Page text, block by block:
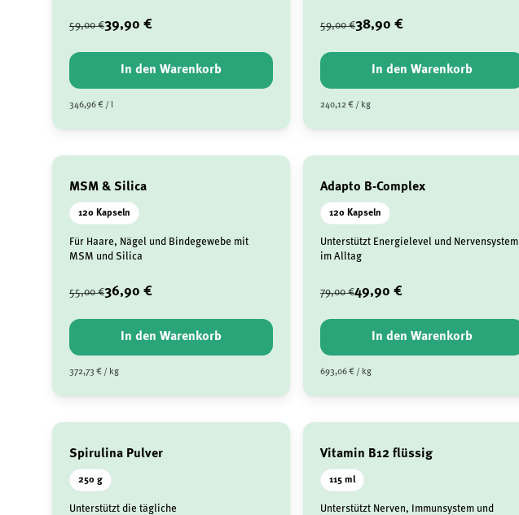
59,00 €39,90 €
In den Warenkorb
346,96 € / l
59,00 €38,90 €
In den Warenkorb
240,12 € / kg
MSM & Silica
120 Kapseln
Für Haare, Nägel und Bindegewebe mit
MSM und Silica
55,00 €36,90 €
In den Warenkorb
372,73 € / kg
Adapto B-Complex
120 Kapseln
Unterstützt Energielevel und Nervensystem
im Alltag
79,00 €49,90 €
In den Warenkorb
693,06 € / kg
Spirulina Pulver
250 g
Unterstützt die tägliche
Vitamin B12 flüssig
115 ml
Unterstützt Nerven, Immunsystem und